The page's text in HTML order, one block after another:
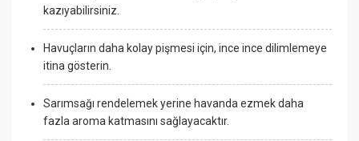
kazıyabilirsiniz.
Havuçların daha kolay pişmesi için, ince ince dilimlemeye
itina gösterin.
Sarımsağı rendelemek yerine havanda ezmek daha
fazla aroma katmasını sağlayacaktır.